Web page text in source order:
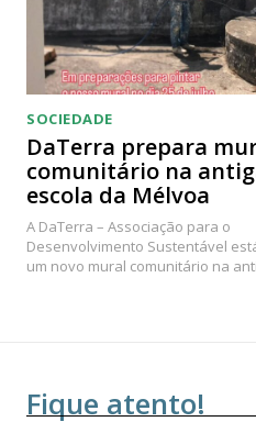
SOCIEDADE
DaTerra prepara
comunitário na
escola da Mélvoa
A DaTerra – Associação para o
Desenvolvimento Sustentável
um novo mural comunitário na
Fique atento!